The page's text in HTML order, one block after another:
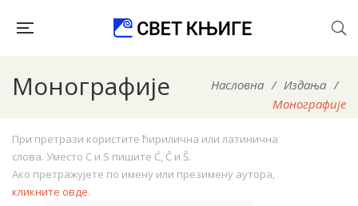
Монографије Насловна / Издања /
Монографије
При претрази користите ћирилична или латинична
слова. Уместо C и S пишите Ć, Č и Š.
Ако претражујете по имену или презимену аутора,
кликните овде.